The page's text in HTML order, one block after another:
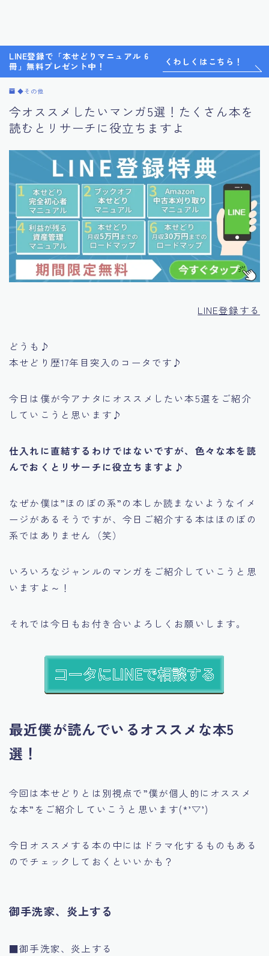
LINE登録で「本せどりマニュアル 6
冊」無料プレゼント中！
くわしくはこちら！
◆その他
今オススメしたいマンガ5選！たくさん本を
読むとリサーチに役立ちますよ
LINE登録する
どうも♪
本せどり歴17年目突入のコータです♪
今日は僕が今アナタにオススメしたい本5選をご紹介
していこうと思います♪
仕入れに直結するわけではないですが、色々な本を読
んでおくとリサーチに役立ちますよ♪
なぜか僕は”ほのぼの系”の本しか読まないようなイメ
ージがあるそうですが、今日ご紹介する本はほのぼの
系ではありません（笑）
いろいろなジャンルのマンガをご紹介していこうと思
いますよ～！
それでは今日もお付き合いよろしくお願いします。
最近僕が読んでいるオススメな本5
選！
今回は本せどりとは別視点で”僕が個人的にオススメ
な本” をご紹介していこうと思います(*’▽’)
今日オススメする本の中にはドラマ化するものもある
のでチェックしておくといいかも？
御手洗家、炎上する
■御手洗家、炎上する